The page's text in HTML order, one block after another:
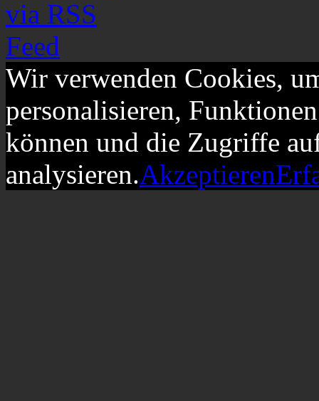
Wir verwenden Cookies,
personalisieren,
können und die Zugriffe
analysieren.Akzeptieren